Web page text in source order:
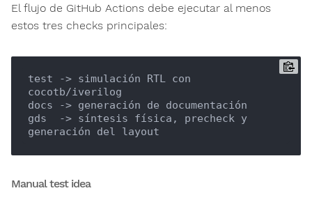
El flujo de GitHub Actions debe ejecutar al menos
estos tres checks principales:
test -> simulación RTL con
cocotb/iverilog
docs -> generación de documentación
gds  -> síntesis física, precheck y
Manual test idea